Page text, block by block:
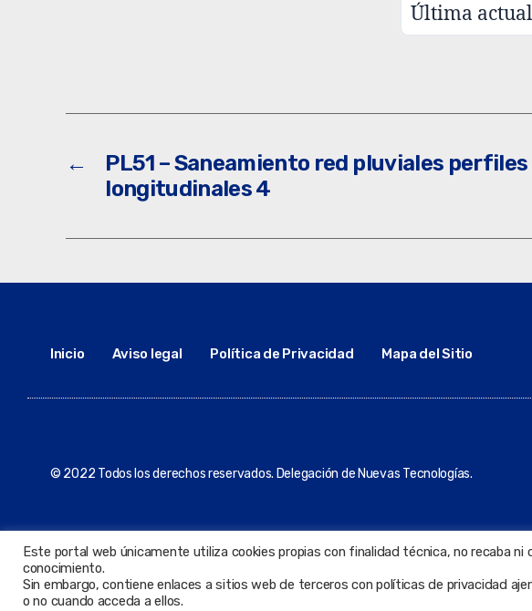
Última
←
PL51 – Saneamiento red pluviales perfiles
longitudinales 4
Inicio Aviso legal Política de Privacidad Mapa del Sitio
© 2022 Todos los derechos reservados. Delegación de Nuevas Tecnologías.
Este portal web únicamente utiliza cookies propias con finalidad técnica, no recaba
conocimiento.
Sin embargo, contiene enlaces a sitios web de terceros con políticas de privacidad
o no cuando acceda a ellos.